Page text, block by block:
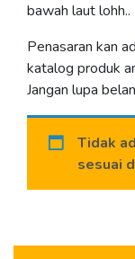
bawah laut lohh..
Penasaran kan
katalog produk
Jangan lupa
Tidak
sesuai